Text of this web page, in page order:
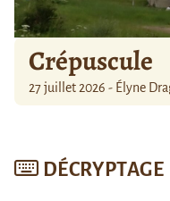
Crépuscule
27 juillet 2026 - Élyne
DÉCRYPTAGE